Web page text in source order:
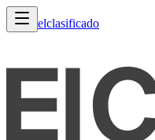
elclasificado